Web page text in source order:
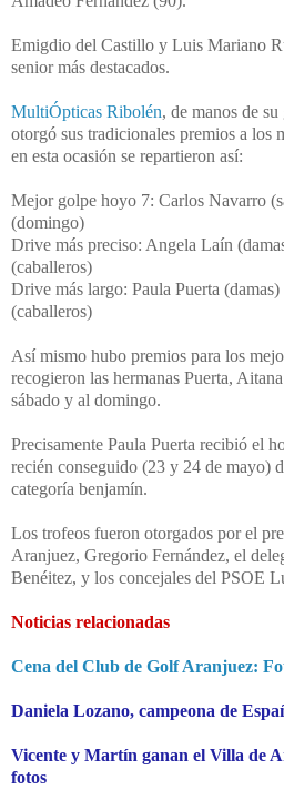
Emigdio del Castillo y Luis Mariano
senior más destacados.
MultiÓpticas Ribolén, de manos de
otorgó sus tradicionales premios a los
en esta ocasión se repartieron así:
Mejor golpe hoyo 7: Carlos Navarro
(domingo)
Drive más preciso: Angela Laín
(caballeros)
Drive más largo: Paula Puerta
(caballeros)
Así mismo hubo premios para los
recogieron las hermanas Puerta,
sábado y al domingo.
Precisamente Paula Puerta recibió el
recién conseguido (23 y 24 de mayo)
categoría benjamín.
Los trofeos fueron otorgados por el
Aranjuez, Gregorio Fernández, el
Benéitez, y los concejales del PSOE
Noticias relacionadas
Cena del Club de Golf Aranjuez:
Daniela Lozano, campeona de
Vicente y Martín ganan el Villa de
fotos